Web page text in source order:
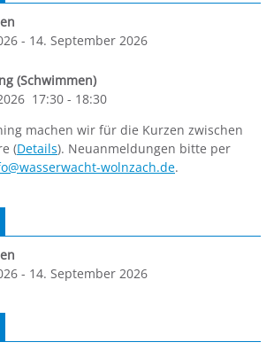
- 14. September 2026
(Schwimmen)
17:30 - 18:30
machen wir für die Kurzen zwischen
(Details). Neuanmeldungen bitte per
wolnzach.de.
- 14. September 2026